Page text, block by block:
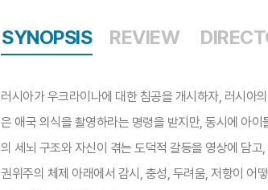
SYNOPSIS REVIEW
러시아가 우크라이나에 대한 침공을 개시하자, 러시아
은 애국 의식을 촬영하라는 명령을 받지만, 동시에 아
의 세뇌 구조와 자신이 겪는 도덕적 갈등을 영상에 담
권위주의 체제 아래에서 감시, 충성, 두려움, 저항이 어